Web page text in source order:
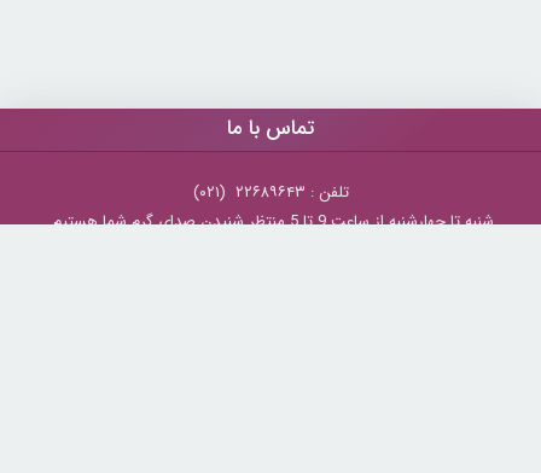
تماس با ما
تلفن : ۲۲۶۸۹۶۴۳ (۰۲۱)
شنبه تا چهارشنبه از ساعت 9 تا 5 منتظر شنیدن صدای گرم شما هستیم.